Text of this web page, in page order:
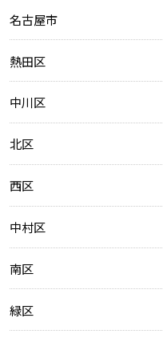
名古屋市
熱田区
中川区
北区
西区
中村区
南区
緑区